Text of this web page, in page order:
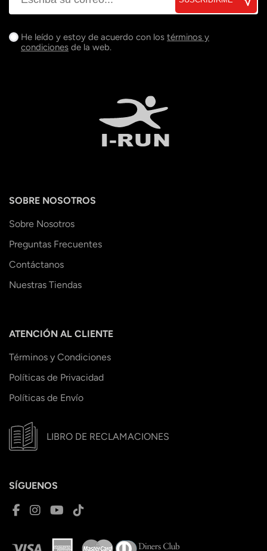
He leído y estoy de acuerdo con los términos y
condiciones de la web.
SOBRE NOSOTROS
Sobre Nosotros
Preguntas Frecuentes
Contáctanos
Nuestras Tiendas
ATENCIÓN AL CLIENTE
Términos y Condiciones
Políticas de Privacidad
Políticas de Envío
LIBRO DE RECLAMACIONES
SÍGUENOS